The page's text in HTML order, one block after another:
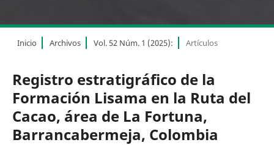
Inicio Archivos Vol. 52 Núm. 1 (2025): Artículos
Registro estratigráfico de la
Formación Lisama en la Ruta del
Cacao, área de La Fortuna,
Barrancabermeja, Colombia